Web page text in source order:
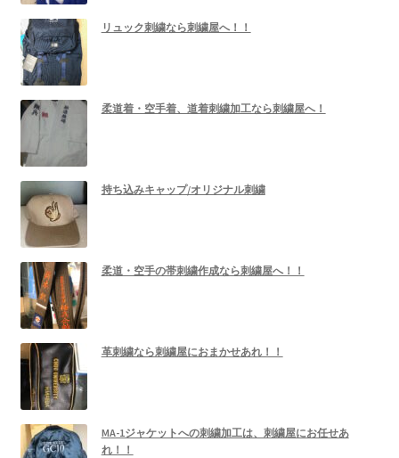
リュック刺繍なら刺繍屋へ！！
柔道着・空手着、道着刺繍加工なら刺繍屋へ！
持ち込みキャップ/オリジナル刺繍
柔道・空手の帯刺繍作成なら刺繍屋へ！！
革刺繍なら刺繍屋におまかせあれ！！
MA-1ジャケットへの刺繍加工は、刺繍屋にお任せあ
れ！！